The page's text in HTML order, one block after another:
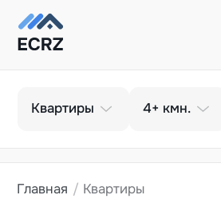
Тип
Квартиры Кол-во
4+ кмн.
Главная Квартиры